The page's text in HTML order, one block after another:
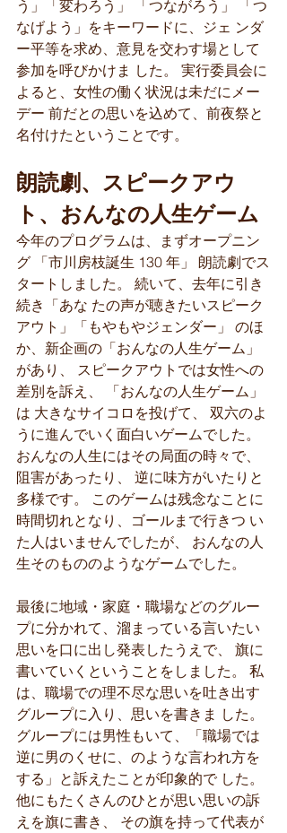
う」「変わろう」 「つながろう」 「つ
なげよう」をキーワードに、ジェ ンダ
ー平等を求め、意見を交わす場として
参加を呼びかけま した。 実行委員会に
よると、女性の働く状況は未だにメー
デー 前だとの思いを込めて、前夜祭と
名付けたということです。
朗読劇、スピークアウ
ト、おんなの人生ゲーム
今年のプログラムは、まずオープニン
グ 「市川房枝誕生 130 年」 朗読劇でス
タートしました。 続いて、去年に引き
続き「あな たの声が聴きたいスピーク
アウト」「もやもやジェンダー」 のほ
か、新企画の「おんなの人生ゲーム」
があり、 スピークアウトでは女性への
差別を訴え、 「おんなの人生ゲーム」
は 大きなサイコロを投げて、 双六のよ
うに進んでいく面白いゲームでした。
おんなの人生にはその局面の時々で、
阻害があったり、 逆に味方がいたりと
多様です。 このゲームは残念なことに
時間切れとなり、ゴールまで行きつ い
た人はいませんでしたが、 おんなの人
生そのもののようなゲームでした。
最後に地域・家庭・職場などのグルー
プに分かれて、溜まっている言いたい
思いを口に出し発表したうえで、 旗に
書いていくということをしました。 私
は、職場での理不尽な思いを吐き出す
グループに入り、思いを書きま した。
グループには男性もいて、「職場では
逆に男のくせに、のような言われ方を
する」と訴えたことが印象的で した。
他にもたくさんのひとが思い思いの訴
えを旗に書き、 その旗を持って代表が